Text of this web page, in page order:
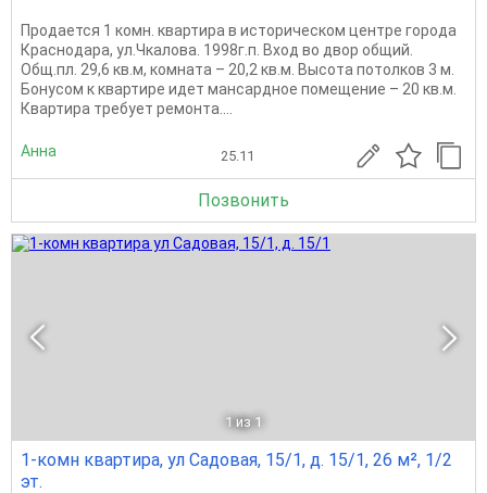
Продается 1 комн. квартира в историческом центре города
Краснодара, ул.Чкалова. 1998г.п. Вхoд во двoр общий.
Общ.пл. 29,6 кв.м, комната – 20,2 кв.м. Высота потолков 3 м.
Бонусом к квартире идет мансардное помещение – 20 кв.м.
Квартира требует ремонта....
Анна 25.11
Позвонить
1 из 1
1-комн квартира, ул Садовая, 15/1, д. 15/1, 26 м², 1/2
эт.